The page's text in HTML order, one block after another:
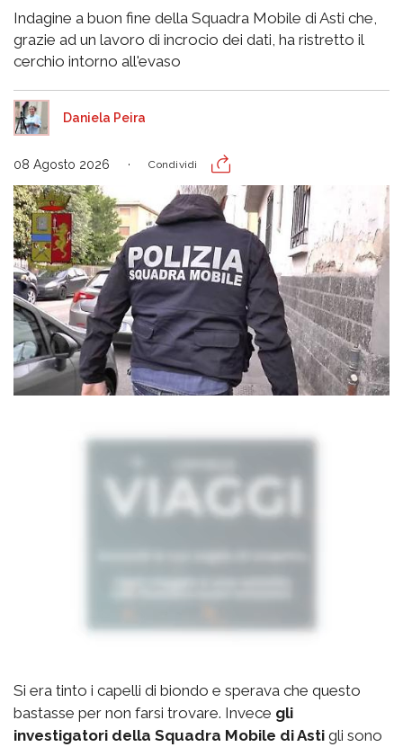
Indagine a buon fine della Squadra Mobile di Asti che,
grazie ad un lavoro di incrocio dei dati, ha ristretto il
cerchio intorno all'evaso
Daniela Peira
08 Agosto 2026 Condividi
Si era tinto i capelli di biondo e sperava che questo
bastasse per non farsi trovare. Invece gli
investigatori della Squadra Mobile di Asti gli sono